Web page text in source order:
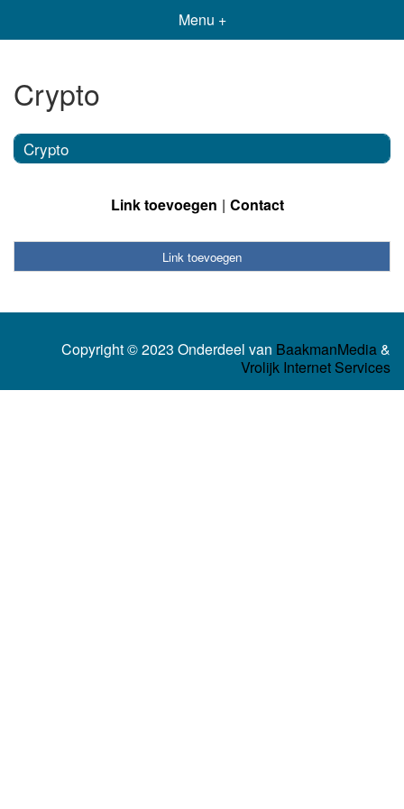
Menu +
Crypto
Crypto
Link toevoegen Contact
Link toevoegen
Copyright © 2023 Onderdeel van BaakmanMedia&
Vrolijk Internet Services